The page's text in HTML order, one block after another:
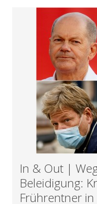
In & Out |
Beleidigung:
Frührentner